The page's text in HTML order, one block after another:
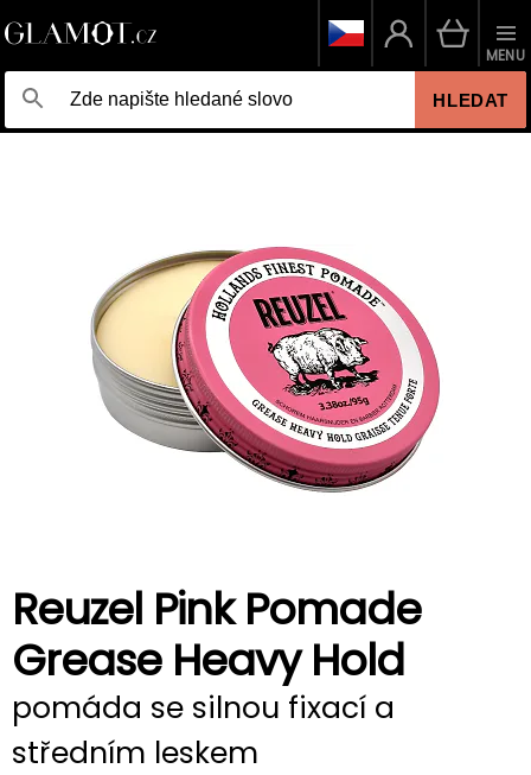
HLEDAT
MENU
Reuzel Pink Pomade
Grease Heavy Hold
pomáda se silnou fixací a
středním leskem